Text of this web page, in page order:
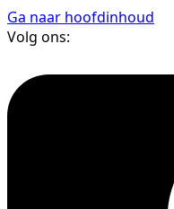
Ga naar hoofdinhoud
Volg ons: